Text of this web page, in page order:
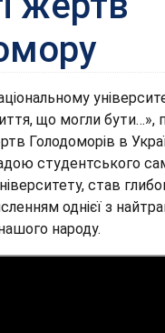
що могли бути…»,
Голодоморів в
студентського
став
однієї з
народу.